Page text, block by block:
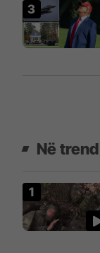
Në